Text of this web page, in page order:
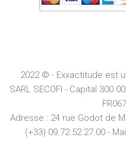
2022 © - Exxactitude est
SARL SECOFI - Capital 300
Adresse : 24 rue Godot de
(+33) 09.72.52.27.00 -